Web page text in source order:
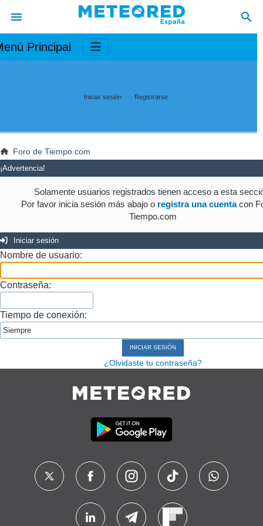
Principal
Iniciar sesión Registrarse
Foro de Tiempo.com
¡Advertencia!
Solamente usuarios registrados tienen acceso a esta
Por favor inicia sesión más abajo o registra una cuentacon
Tiempo.com
Iniciar sesión
Nombre de usuario:
Contraseña:
Tiempo de conexión:
¿Olvidaste tu contraseña?